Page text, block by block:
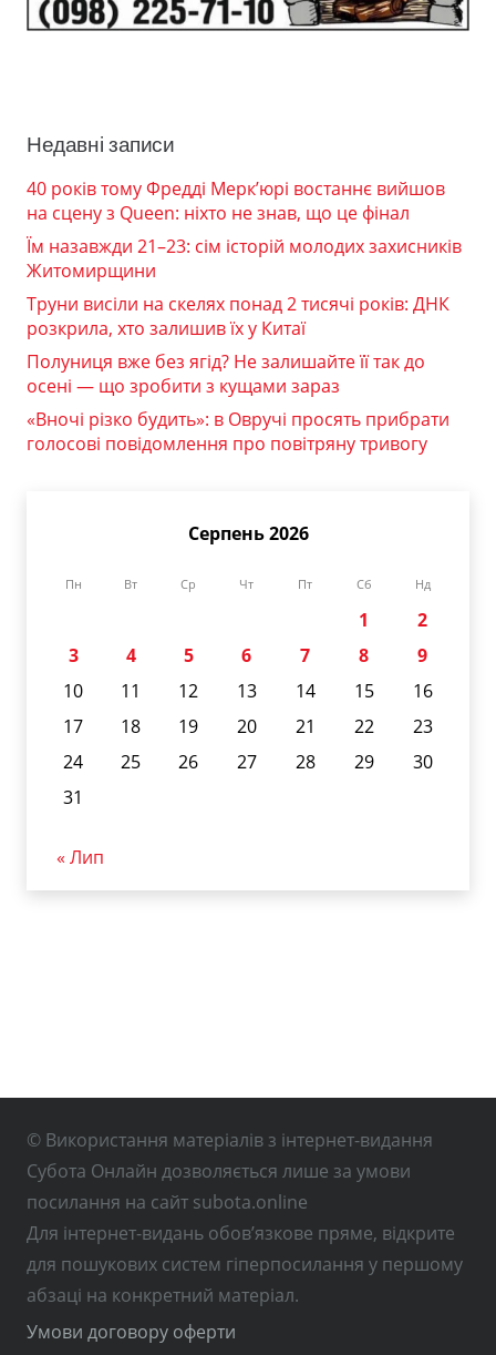
Недавні записи
40 років тому Фредді Мерк’юрі востаннє вийшов
на сцену з Queen: ніхто не знав, що це фінал
Їм назавжди 21–23: сім історій молодих захисників
Житомирщини
Труни висіли на скелях понад 2 тисячі років: ДНК
розкрила, хто залишив їх у Китаї
Полуниця вже без ягід? Не залишайте її так до
осені — що зробити з кущами зараз
«Вночі різко будить»: в Овручі просять прибрати
голосові повідомлення про повітряну тривогу
Серпень 2026
Пн Вт Ср Чт Пт Сб Нд
1
2
3
4 5 6 7 8
9
10
11 12 13 14 15
16
17
18 19 20 21 22
23
24
25 26 27 28 29
30
31
« Лип
© Використання матеріалів з інтернет-видання
Субота Онлайн дозволяється лише за умови
посилання на сайт subota.online
Для інтернет-видань обов’язкове пряме, відкрите
для пошукових систем гіперпосилання у першому
абзаці на конкретний матеріал.
Умови договору оферти